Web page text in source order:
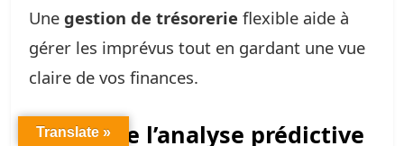
Une gestion de trésorerie flexible aide à
gérer les imprévus tout en gardant une vue
claire de vos finances.
Le rôle de l’analyse prédictive
Translate »